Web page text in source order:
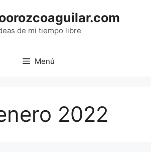
de mi tiempo libre
Menú
2022